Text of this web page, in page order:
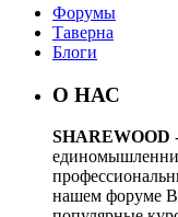
Форумы
Таверна
Блоги
О НАС
SHAREWOOD
нашем форуме